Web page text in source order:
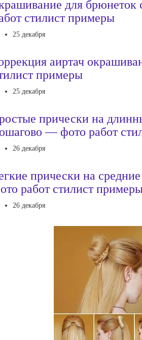
для
стилист примеры
25 декабря
аиртач
примеры
25 декабря
прически на
— фото работ
26 декабря
прически на
работ стилист
26 декабря